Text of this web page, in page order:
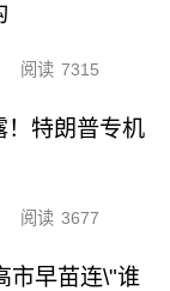
阅读 7315
！特朗普专机
阅读 3677
市早苗连\"谁